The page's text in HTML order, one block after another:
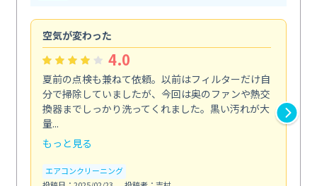
空気が変わった
4.0
夏前の点検も兼ねて依頼。以前はフィルターだけ自
分で掃除していましたが、今回は奥のファンや熱交
換器までしっかり洗ってくれました。黒い汚れが大
量...
もっと見る
エアコンクリーニング